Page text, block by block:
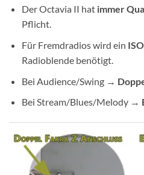
Der Octavia II hat immer
Pflicht.
Für Fremdradios wird ein
Radioblende benötigt.
Bei Audience/Swing →
Bei Stream/Blues/Melody →